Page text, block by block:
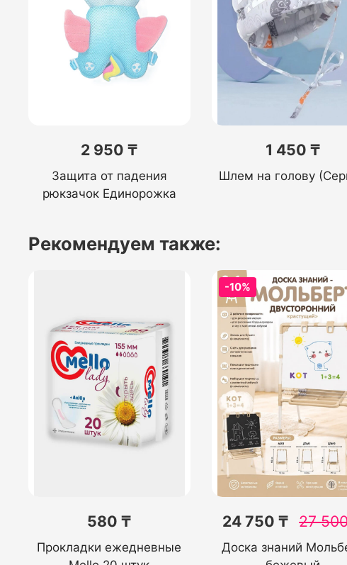
2 950 ₸
Защита от падения
рюкзачок Единорожка
1 450 ₸
Шлем на голову
Рекомендуем также:
580 ₸
Прокладки ежедневные
-10%
24 750 ₸ 27
Доска знаний